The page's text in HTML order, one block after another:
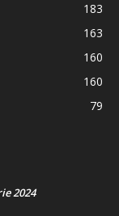
183
163
160
160
79
2024